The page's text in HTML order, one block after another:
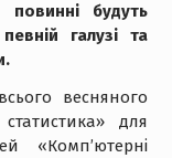
повинні будуть
галузі та
весняного
для
«Комп’ютерні